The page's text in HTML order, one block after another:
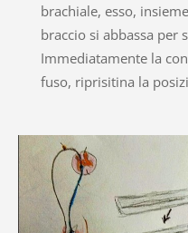
brachiale, esso,
braccio si abbassa per
Immediatamente la
fuso, riprisitina la